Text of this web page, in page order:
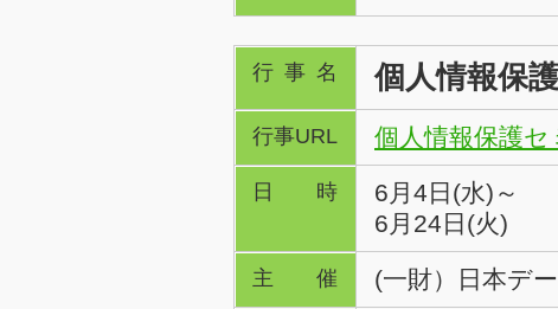
行事名 個人情報保
行事URL 個人情報保護
日時
6月4日(水)～
6月24日(火)
主催 (一財）日本デ